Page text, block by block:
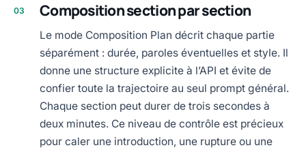
03 Composition section par section
Le mode Composition Plan décrit chaque partie
séparément : durée, paroles éventuelles et style. Il
donne une structure explicite à l’API et évite de
confier toute la trajectoire au seul prompt général.
Chaque section peut durer de trois secondes à
deux minutes. Ce niveau de contrôle est précieux
pour caler une introduction, une rupture ou une